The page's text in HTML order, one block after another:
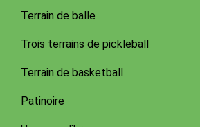
Terrain de balle
Trois terrains de pickleball
Terrain de basketball
Patinoire